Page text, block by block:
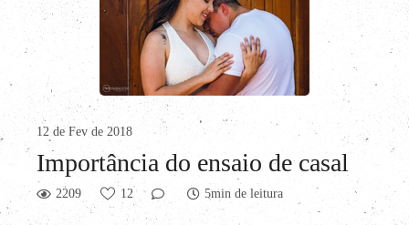
12 de Fev de 2018
Importância do ensaio de casal
2209 12 5min de leitura